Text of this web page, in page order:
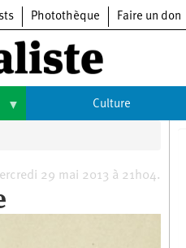
Photothèque Faire un don
Culture
Arts
Expositions
29 mai 2013 à 21h04.